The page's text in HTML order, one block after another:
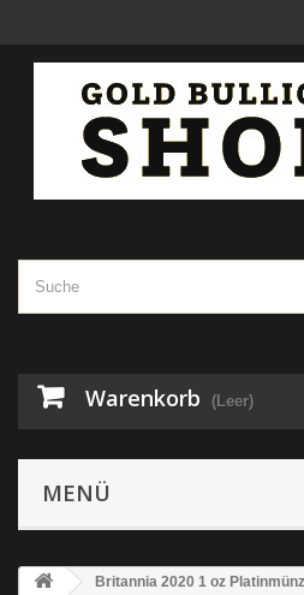
Warenkorb (Leer)
MENÜ
Britannia 2020 1 oz